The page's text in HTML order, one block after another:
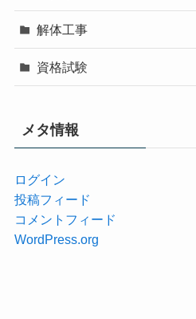
解体工事
資格試験
メタ情報
ログイン
投稿フィード
コメントフィード
WordPress.org